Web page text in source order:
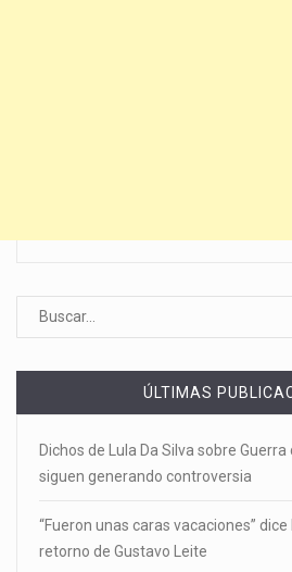
ÚLTIMAS
Dichos de Lula Da Silva sobre
siguen generando controversia
“Fueron unas caras vacaciones”
retorno de Gustavo Leite